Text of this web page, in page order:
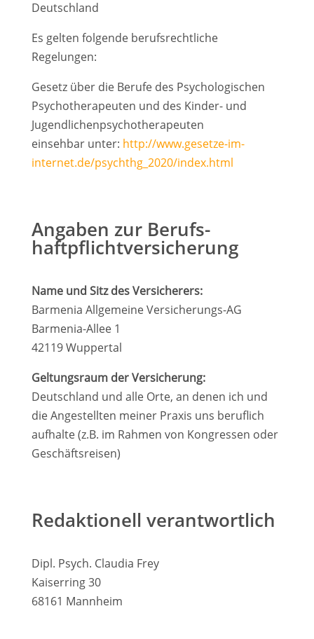
Deutschland
Es gelten folgende berufsrechtliche
Regelungen:
Gesetz über die Berufe des Psychologischen
Psychotherapeuten und des Kinder- und
Jugendlichenpsychotherapeuten
einsehbar unter: http://www.gesetze-im-
internet.de/psychthg_2020/index.html
Angaben zur Berufs­
haftpflicht­versicherung
Name und Sitz des Versicherers:
Barmenia Allgemeine Versicherungs-AG
Barmenia-Allee 1
42119 Wuppertal
Geltungsraum der Versicherung:
Deutschland und alle Orte, an denen ich und
die Angestellten meiner Praxis uns beruflich
aufhalte (z.B. im Rahmen von Kongressen oder
Geschäftsreisen)
Redaktionell verantwortlich
Dipl. Psych. Claudia Frey
Kaiserring 30
68161 Mannheim